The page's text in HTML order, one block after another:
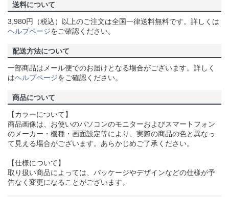
送料について
3,980円（税込）以上のご注文は全国一律送料無料です。詳しくは
ヘルプページをご確認ください。
配送方法について
一部商品はメール便でのお届けとなる場合がございます。詳しく
はヘルプページをご確認ください。
商品について
【カラーについて】
商品画像は、お使いのパソコンのモニターおよびスマートフォン
のメーカー・機種・画面設定等により、実際の商品の色と異なっ
て見える場合がございます。あらかじめご了承ください。
【仕様について】
取り扱い商品によっては、パッケージやデザインなどの仕様が予
告なく変更になることがございます。